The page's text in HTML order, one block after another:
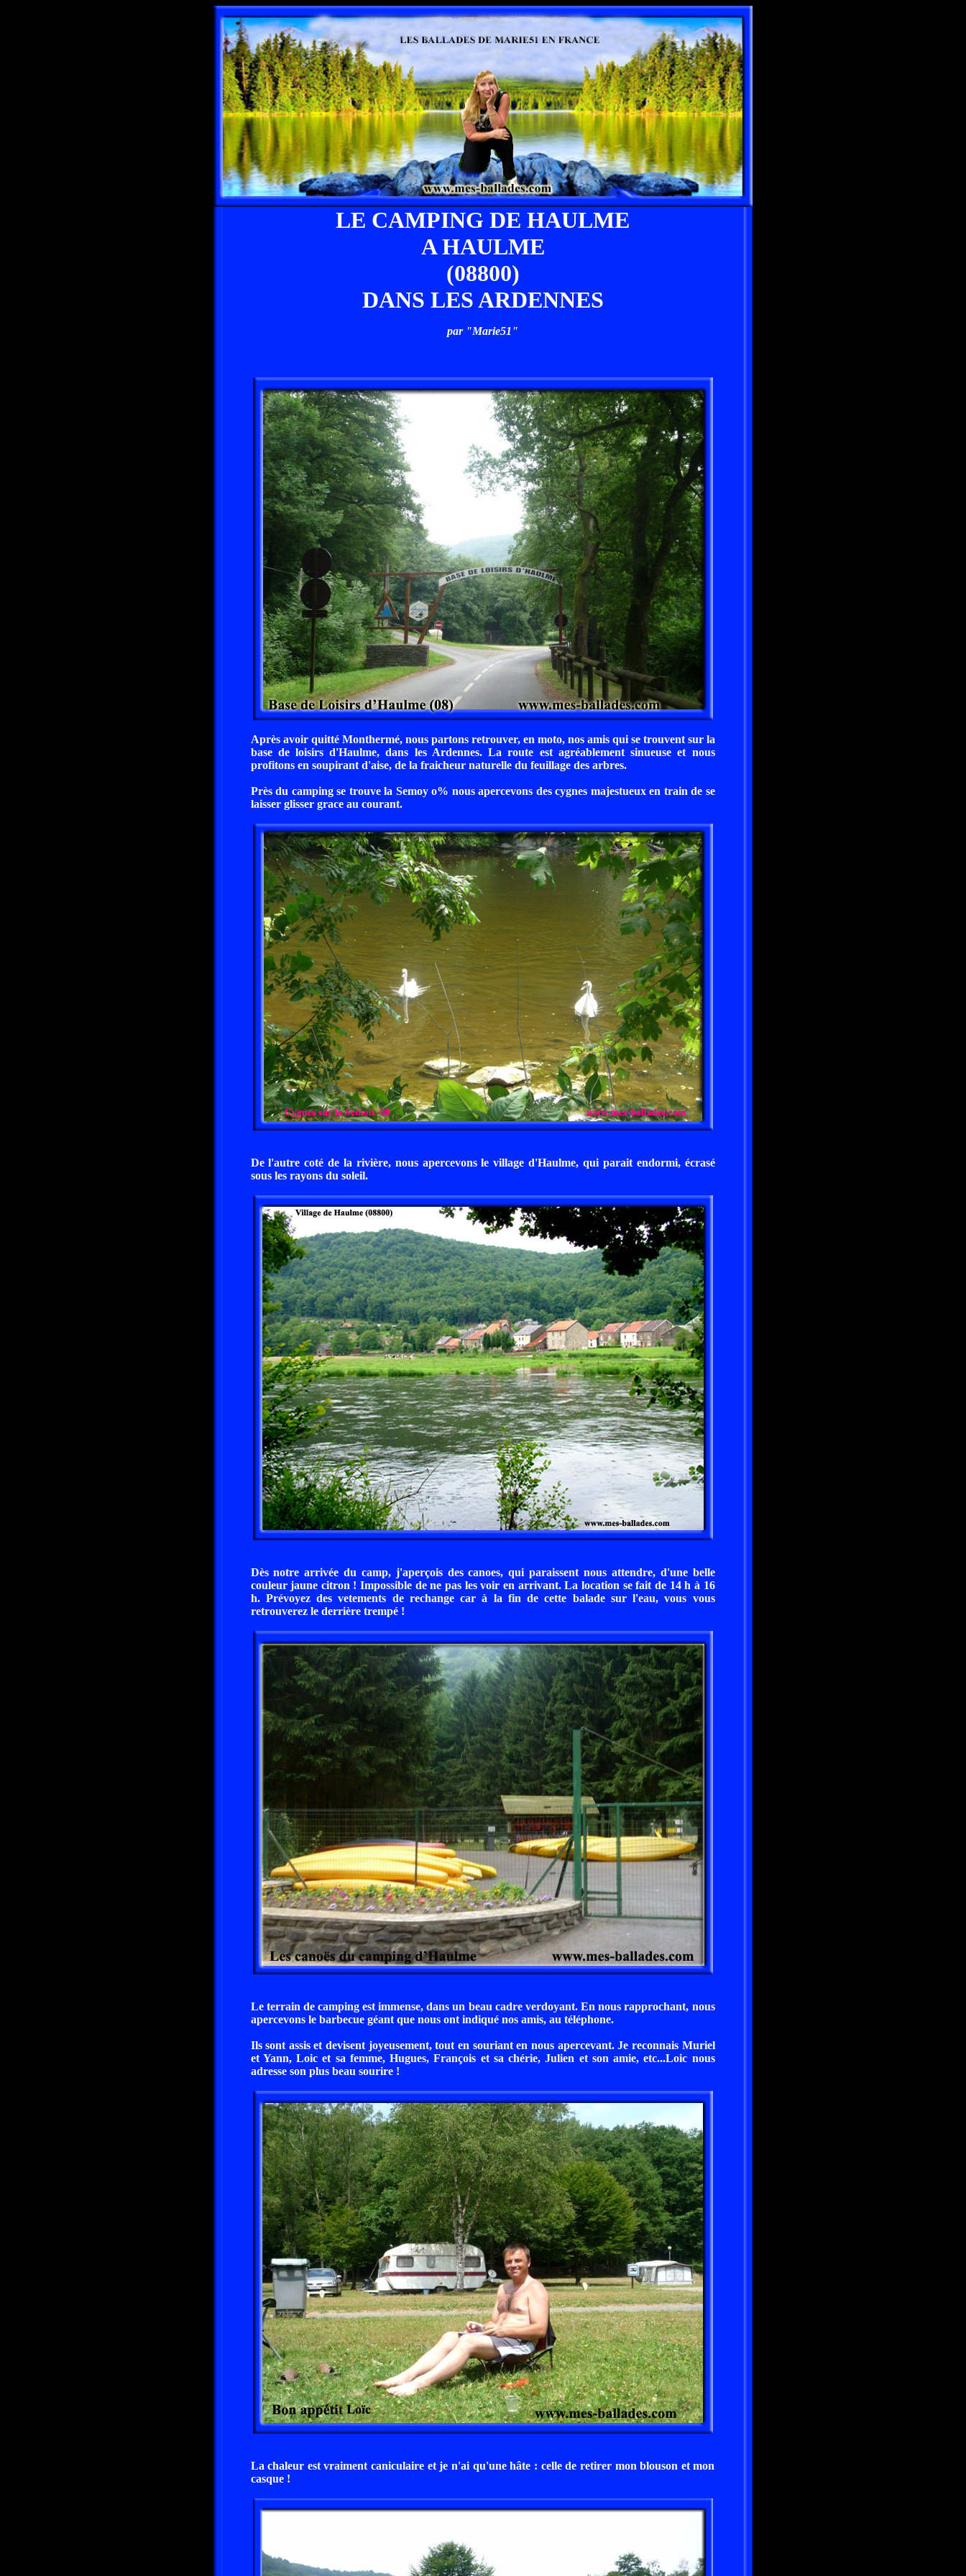
LE CAMPING DE HAULME
A HAULME
(08800)
DANS LES ARDENNES
par "Marie51"
Après avoir quitté Monthermé, nous partons retrouver, en moto, nos amis qui se trouvent sur la
base de loisirs d'Haulme, dans les Ardennes. La route est agréablement sinueuse et nous
profitons en soupirant d'aise, de la fraicheur naturelle du feuillage des arbres.
Près du camping se trouve la Semoy o% nous apercevons des cygnes majestueux en train de se
laisser glisser grace au courant.
De l'autre coté de la rivière, nous apercevons le village d'Haulme, qui parait endormi, écrasé
sous les rayons du soleil.
Dès notre arrivée du camp, j'aperçois des canoes, qui paraissent nous attendre, d'une belle
couleur jaune citron ! Impossible de ne pas les voir en arrivant. La location se fait de 14 h à 16
h. Prévoyez des vetements de rechange car à la fin de cette balade sur l'eau, vous vous
retrouverez le derrière trempé !
Le terrain de camping est immense, dans un beau cadre verdoyant. En nous rapprochant, nous
apercevons le barbecue géant que nous ont indiqué nos amis, au téléphone.
Ils sont assis et devisent joyeusement, tout en souriant en nous apercevant. Je reconnais Muriel
et Yann, Loic et sa femme, Hugues, François et sa chérie, Julien et son amie, etc...Loic nous
adresse son plus beau sourire !
La chaleur est vraiment caniculaire et je n'ai qu'une hâte : celle de retirer mon blouson et mon
casque !